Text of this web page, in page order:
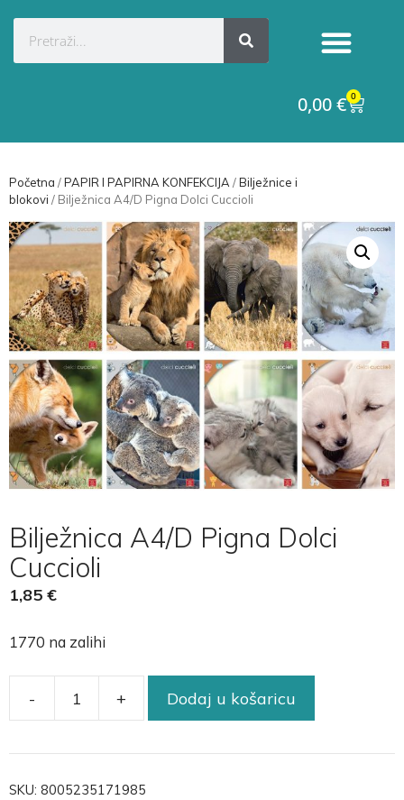
0,00€ 0
Početna /PAPIR I PAPIRNA KONFEKCIJA /Bilježnice i
blokovi / Bilježnica A4/D Pigna Dolci Cuccioli
Bilježnica A4/D Pigna Dolci
Cuccioli
1,85 €
1770 na zalihi
- + Dodaj u košaricu
SKU: 8005235171985